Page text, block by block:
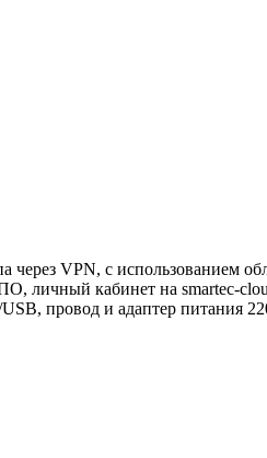
VPN, с использованием
личный кабинет на smartec-
провод и адаптер питания